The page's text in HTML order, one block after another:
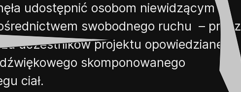
udostępnić osobom niewidzącym
swobodnego ruchu – przez
uczestników projektu opowiedziane
skomponowanego
ciał.